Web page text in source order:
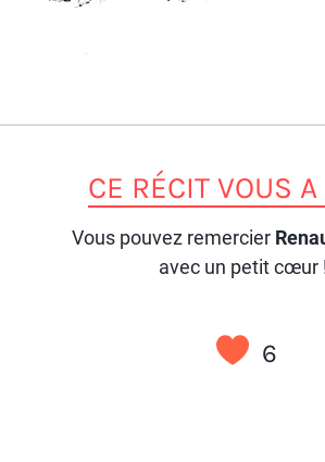
CE RÉCIT VOUS
Vous pouvez remercier
avec un petit cœur
6